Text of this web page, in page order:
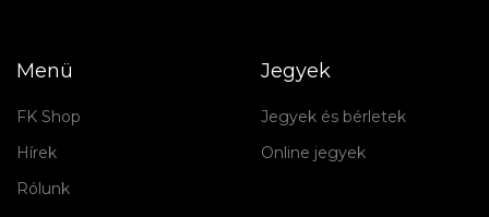
Menü
FK Shop
Hírek
Rólunk
Jegyek
Jegyek és bérletek
Online jegyek